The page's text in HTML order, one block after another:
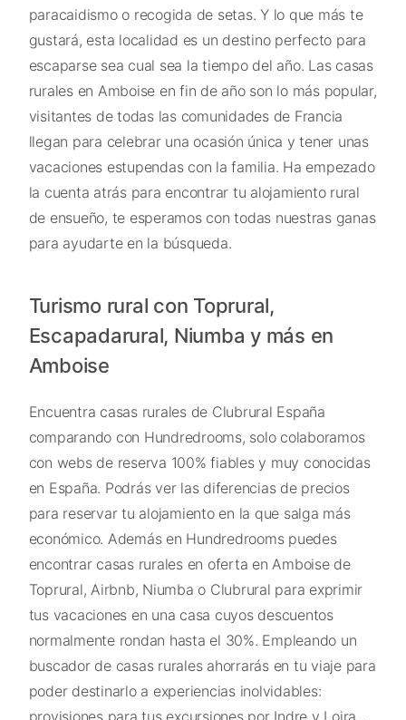
paracaidismo o recogida de setas. Y lo que más te
gustará, esta localidad es un destino perfecto para
escaparse sea cual sea la tiempo del año. Las casas
rurales en Amboise en fin de año son lo más popular,
visitantes de todas las comunidades de Francia
llegan para celebrar una ocasión única y tener unas
vacaciones estupendas con la familia. Ha empezado
la cuenta atrás para encontrar tu alojamiento rural
de ensueño, te esperamos con todas nuestras ganas
para ayudarte en la búsqueda.
Turismo rural con Toprural,
Escapadarural, Niumba y más en
Amboise
Encuentra casas rurales de Clubrural España
comparando con Hundredrooms, solo colaboramos
con webs de reserva 100% fiables y muy conocidas
en España. Podrás ver las diferencias de precios
para reservar tu alojamiento en la que salga más
económico. Además en Hundredrooms puedes
encontrar casas rurales en oferta en Amboise de
Toprural, Airbnb, Niumba o Clubrural para exprimir
tus vacaciones en una casa cuyos descuentos
normalmente rondan hasta el 30%. Empleando un
buscador de casas rurales ahorrarás en tu viaje para
poder destinarlo a experiencias inolvidables:
provisiones para tus excursiones por Indre y Loira ,